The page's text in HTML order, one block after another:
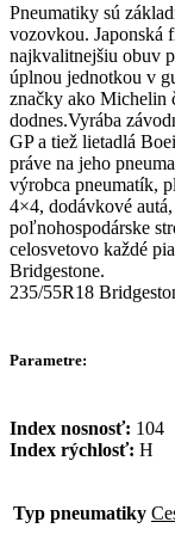
Pneumatiky sú
vozovkou. Japonská
najkvalitnejšiu obuv
úplnou jednotkou v
značky ako Michelin
dodnes.Vyrába
GP a tiež lietadlá
práve na jeho
výrobca pneumatík,
4×4, dodávkové
poľnohospodárske
celosvetovo každé
Bridgestone.
235/55R18
Parametre:
Index nosnosť: 104
Index rýchlosť: H
Typ pneumatiky